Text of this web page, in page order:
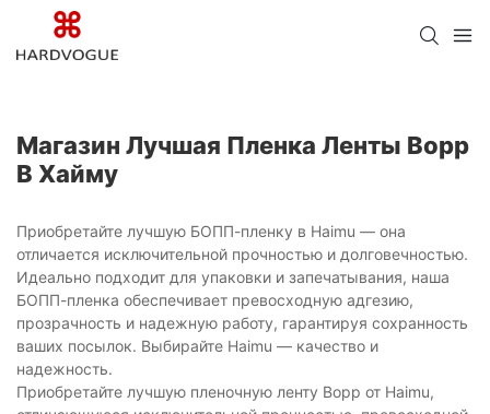
Магазин Лучшая Пленка Ленты Bopp
В Хайму
Приобретайте лучшую БОПП-пленку в Haimu — она
отличается исключительной прочностью и долговечностью.
Идеально подходит для упаковки и запечатывания, наша
БОПП-пленка обеспечивает превосходную адгезию,
прозрачность и надежную работу, гарантируя сохранность
ваших посылок. Выбирайте Haimu — качество и
надежность.
Приобретайте лучшую пленочную ленту Bopp от Haimu,